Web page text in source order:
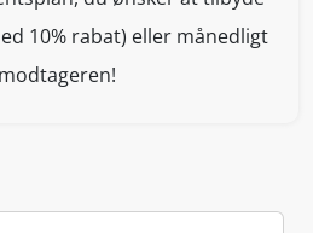
10% rabat) eller månedligt